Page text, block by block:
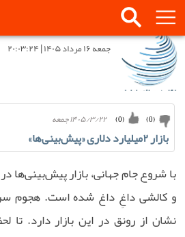
جمعه ۱۶ مرداد ۱۴۰۵ | ۲۰:۰۳:۲۴
۱۴۰۵/۳/۲۲ جمعه (
0
) (
0
)
بازار ۲‌میلیارد دلاری «پیش‌بینی‌ها»
با شروع جام جهانی، بازار پیش‌بینی‌ها
و کالشی داغِ داغ شده است. هجوم
نشان از رونق در این بازار دارد.